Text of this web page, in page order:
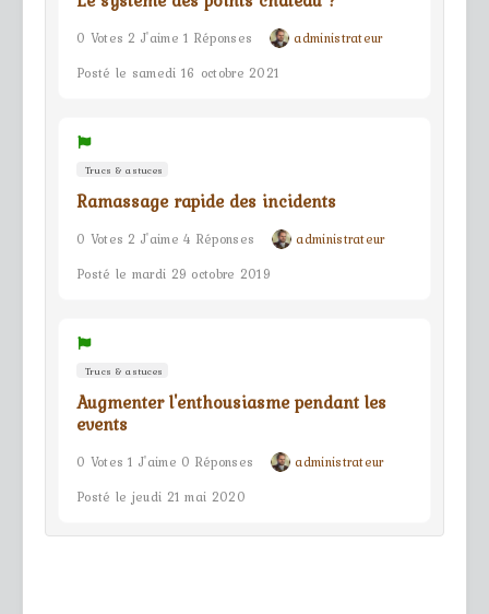
0 Votes 2 J'aime 1 Réponses
administrateur
Posté le samedi 16 octobre 2021
Trucs & astuces
Ramassage rapide des incidents
0 Votes 2 J'aime 4 Réponses
administrateur
Posté le mardi 29 octobre 2019
Trucs & astuces
Augmenter l'enthousiasme pendant les
events
0 Votes 1 J'aime 0 Réponses
administrateur
Posté le jeudi 21 mai 2020